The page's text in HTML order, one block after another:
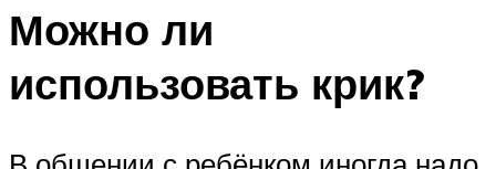
Можно ли
использовать крик?